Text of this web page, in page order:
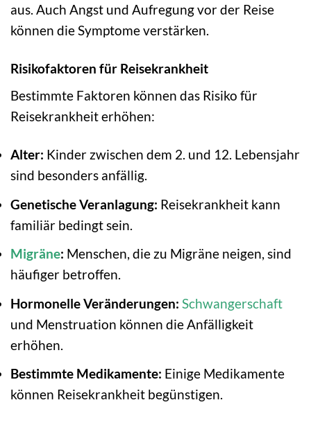
aus. Auch Angst und Aufregung vor der Reise
können die Symptome verstärken.
Risikofaktoren für Reisekrankheit
Bestimmte Faktoren können das Risiko für
Reisekrankheit erhöhen:
Alter: Kinder zwischen dem 2. und 12. Lebensjahr
sind besonders anfällig.
Genetische Veranlagung: Reisekrankheit kann
familiär bedingt sein.
Migräne: Menschen, die zu Migräne neigen, sind
häufiger betroffen.
Hormonelle Veränderungen: Schwangerschaft
und Menstruation können die Anfälligkeit
erhöhen.
Bestimmte Medikamente: Einige Medikamente
können Reisekrankheit begünstigen.